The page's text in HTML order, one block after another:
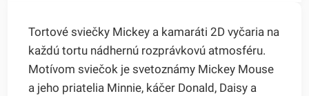
Tortové sviečky Mickey a kamaráti 2D vyčaria na
každú tortu nádhernú rozprávkovú atmosféru.
Motívom sviečok je svetoznámy Mickey Mouse
a jeho priatelia Minnie, káčer Donald, Daisy a